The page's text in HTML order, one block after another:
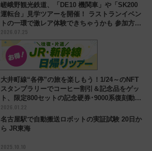
嵯峨野観光鉄道、「DE10 機関車」や「SK200
運転台」見学ツアーを開催！ ラストランイベン
トの一環で激レア体験できちゃうかも 参加方法
やスケジュールをご紹介
2026.07.25
大井町線“各停”の旅を楽しもう！1/24～のNFT
スタンプラリーでコーヒー割引＆記念品をゲッ
ト、限定800セットの記念硬券･9000系復刻動画
特典も
2026.01.22
名古屋駅で自動搬送ロボットの実証試験 20日か
ら JR東海
2025.10.10